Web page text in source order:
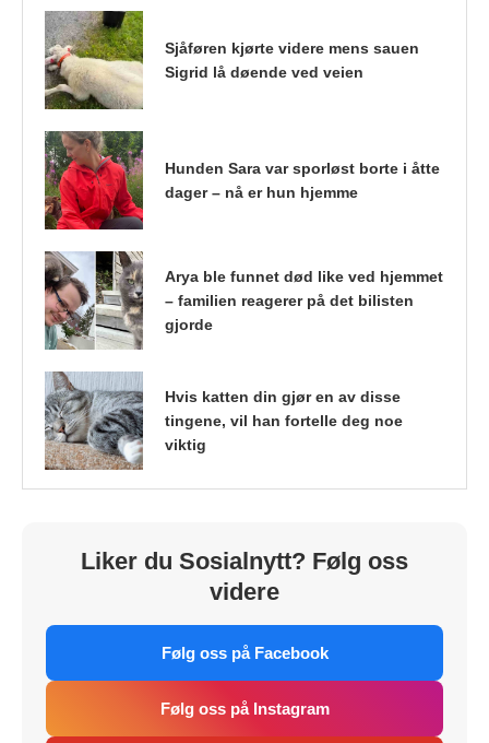
Sjåføren kjørte videre mens sauen
Sigrid lå døende ved veien
Hunden Sara var sporløst borte i åtte
dager – nå er hun hjemme
Arya ble funnet død like ved hjemmet
– familien reagerer på det bilisten
gjorde
Hvis katten din gjør en av disse
tingene, vil han fortelle deg noe
viktig
Liker du Sosialnytt? Følg oss
videre
Følg oss på Facebook
Følg oss på Instagram